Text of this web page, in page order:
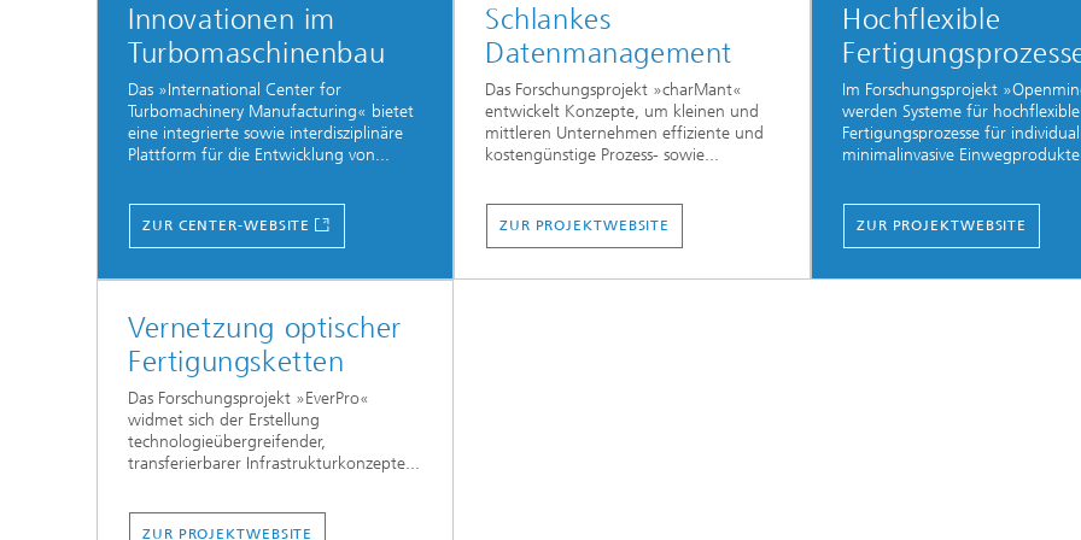
Innovationen im
Turbomaschinenbau
Das »International Center for
Turbomachinery Manufacturing« bietet
eine integrierte sowie interdisziplinäre
Plattform für die Entwicklung von...
ZUR CENTER-WEBSITE
Schlankes
Datenmanagement
Das Forschungsprojekt »charMant«
entwickelt Konzepte, um kleinen und
mittleren Unternehmen effiziente und
kostengünstige Prozess- sowie...
ZUR PROJEKTWEBSITE
Hochflexible
Im Forschungsprojekt
werden Systeme für hochflexible
Fertigungsprozesse für
minimalinvasive
ZUR PROJEKTWEBSITE
Vernetzung optischer
Fertigungsketten
Das Forschungsprojekt »EverPro«
widmet sich der Erstellung
technologieübergreifender,
transferierbarer Infrastrukturkonzepte...
ZUR PROJEKTWEBSITE